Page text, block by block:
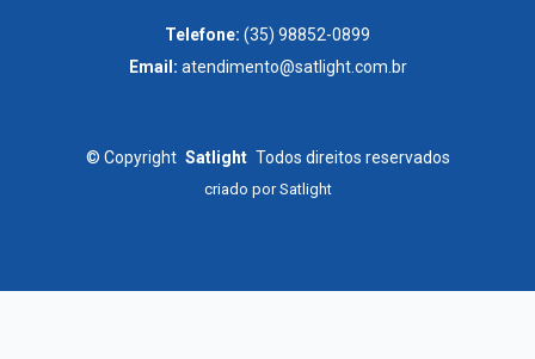
Telefone: (35) 98852-0899
Email: atendimento@satlight.com.br
© Copyright Satlight Todos direitos reservados
criado porSatlight